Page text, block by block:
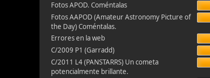
Fotos APOD. Coméntalas
Fotos AAPOD (Amateur Astronomy Picture of
the Day) Coméntalas.
Errores en la web
C/2009 P1 (Garradd)
C/2011 L4 (PANSTARRS) Un cometa
potencialmente brillante.